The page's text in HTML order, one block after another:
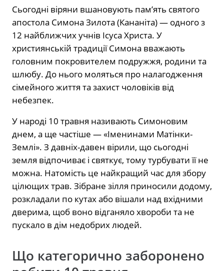
Сьогодні віряни вшановують пам’ять святого
апостола Симона Зилота (Кананіта) — одного з
12 найближчих учнів Ісуса Христа. У
християнській традиції Симона вважають
головним покровителем подружжя, родини та
шлюбу. До нього моляться про налагодження
сімейного життя та захист чоловіків від
небезпек.
У народі 10 травня називають Симоновим
днем, а ще частіше — «Іменинами Матінки-
Землі». З давніх-давен вірили, що сьогодні
земля відпочиває і святкує, тому турбувати її не
можна. Натомість це найкращий час для збору
цілющих трав. Зібране зілля приносили додому,
розкладали по кутах або вішали над вхідними
дверима, щоб воно відганяло хвороби та не
пускало в дім недобрих людей.
Що категорично заборонено